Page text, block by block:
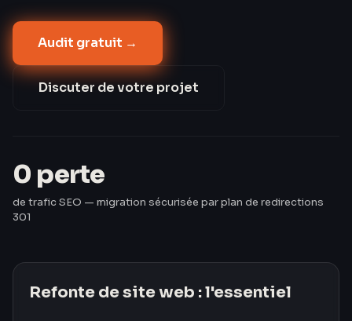
positions. C'est le principal risque d'une refonte —
et celui que la plupart des prestataires sous-
estiment. Les Créavores sécurisent votre migration
SEO (plan de redirections 301, conservation du
contenu performant) et reconstruisent un site
Audit gratuit →
Discuter de votre projet
0 perte
de trafic SEO — migration sécurisée par plan de redirections
301
Refonte de site web : l'essentiel